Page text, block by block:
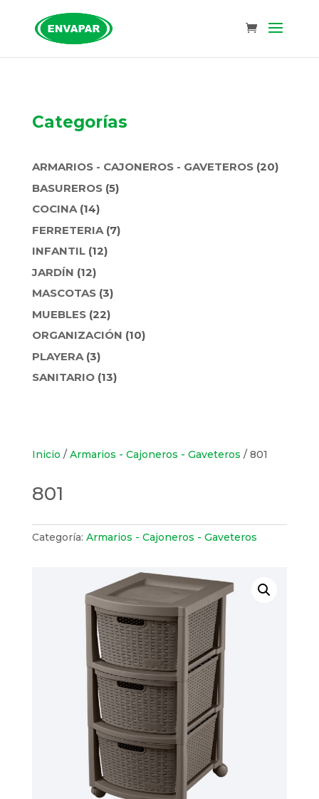
Categorías
ARMARIOS - CAJONEROS - GAVETEROS 2020
BASUREROS 55
COCINA 1414
PRODUCTOS
FERRETERIA 77
INFANTIL 1212
JARDÍN 1212
PRODUCTOS
MASCOTAS 33
PRODUCTOS
MUEBLES 2222
PRODUCTOS
ORGANIZACIÓN 1010
PLAYERA 33
PRODUCTOS
SANITARIO 1313
Inicio / Armarios - Cajoneros - Gaveteros / 801
801
Categoría: Armarios - Cajoneros - Gaveteros